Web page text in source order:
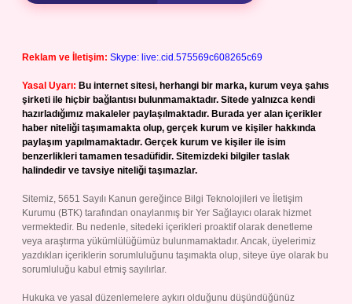
Reklam ve İletişim: Skype: live:.cid.575569c608265c69
Yasal Uyarı: Bu internet sitesi, herhangi bir marka, kurum veya şahıs
şirketi ile hiçbir bağlantısı bulunmamaktadır. Sitede yalnızca kendi
hazırladığımız makaleler paylaşılmaktadır. Burada yer alan içerikler
haber niteliği taşımamakta olup, gerçek kurum ve kişiler hakkında
paylaşım yapılmamaktadır. Gerçek kurum ve kişiler ile isim
benzerlikleri tamamen tesadüfidir. Sitemizdeki bilgiler taslak
halindedir ve tavsiye niteliği taşımazlar.
Sitemiz, 5651 Sayılı Kanun gereğince Bilgi Teknolojileri ve İletişim
Kurumu (BTK) tarafından onaylanmış bir Yer Sağlayıcı olarak hizmet
vermektedir. Bu nedenle, sitedeki içerikleri proaktif olarak denetleme
veya araştırma yükümlülüğümüz bulunmamaktadır. Ancak, üyelerimiz
yazdıkları içeriklerin sorumluluğunu taşımakta olup, siteye üye olarak bu
sorumluluğu kabul etmiş sayılırlar.
Hukuka ve yasal düzenlemelere aykırı olduğunu düşündüğünüz